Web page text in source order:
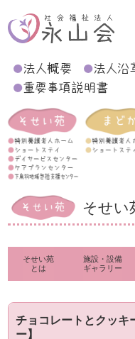
そせい
そせい苑
とは
施設・設備
ギャラリー
チョコレートとクッキ
ー】